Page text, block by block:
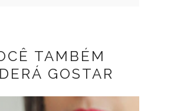
TAMBÉM
GOSTAR